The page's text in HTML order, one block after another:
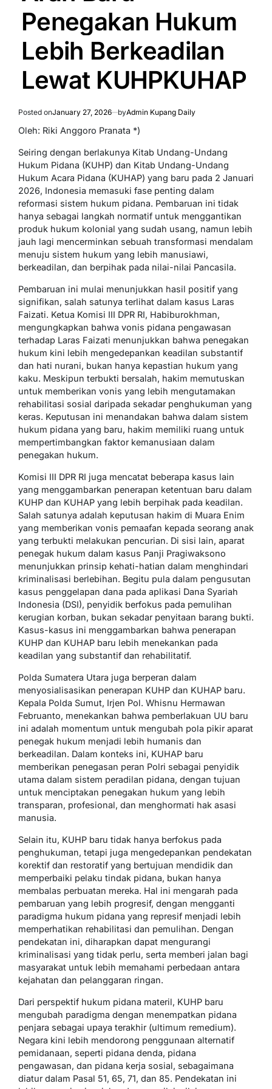
Penegakan Hukum
Lebih Berkeadilan
Lewat KUHPKUHAP
Posted onJanuary 27, 2026 byAdmin Kupang Daily
Oleh: Riki Anggoro Pranata *)
Seiring dengan berlakunya Kitab Undang-Undang
Hukum Pidana (KUHP) dan Kitab Undang-Undang
Hukum Acara Pidana (KUHAP) yang baru pada 2 Januari
2026, Indonesia memasuki fase penting dalam
reformasi sistem hukum pidana. Pembaruan ini tidak
hanya sebagai langkah normatif untuk menggantikan
produk hukum kolonial yang sudah usang, namun lebih
jauh lagi mencerminkan sebuah transformasi mendalam
menuju sistem hukum yang lebih manusiawi,
berkeadilan, dan berpihak pada nilai-nilai Pancasila.
Pembaruan ini mulai menunjukkan hasil positif yang
signifikan, salah satunya terlihat dalam kasus Laras
Faizati. Ketua Komisi III DPR RI, Habiburokhman,
mengungkapkan bahwa vonis pidana pengawasan
terhadap Laras Faizati menunjukkan bahwa penegakan
hukum kini lebih mengedepankan keadilan substantif
dan hati nurani, bukan hanya kepastian hukum yang
kaku. Meskipun terbukti bersalah, hakim memutuskan
untuk memberikan vonis yang lebih mengutamakan
rehabilitasi sosial daripada sekadar penghukuman yang
keras. Keputusan ini menandakan bahwa dalam sistem
hukum pidana yang baru, hakim memiliki ruang untuk
mempertimbangkan faktor kemanusiaan dalam
penegakan hukum.
Komisi III DPR RI juga mencatat beberapa kasus lain
yang menggambarkan penerapan ketentuan baru dalam
KUHP dan KUHAP yang lebih berpihak pada keadilan.
Salah satunya adalah keputusan hakim di Muara Enim
yang memberikan vonis pemaafan kepada seorang anak
yang terbukti melakukan pencurian. Di sisi lain, aparat
penegak hukum dalam kasus Panji Pragiwaksono
menunjukkan prinsip kehati-hatian dalam menghindari
kriminalisasi berlebihan. Begitu pula dalam pengusutan
kasus penggelapan dana pada aplikasi Dana Syariah
Indonesia (DSI), penyidik berfokus pada pemulihan
kerugian korban, bukan sekadar penyitaan barang bukti.
Kasus-kasus ini menggambarkan bahwa penerapan
KUHP dan KUHAP baru lebih menekankan pada
keadilan yang substantif dan rehabilitatif.
Polda Sumatera Utara juga berperan dalam
menyosialisasikan penerapan KUHP dan KUHAP baru.
Kepala Polda Sumut, Irjen Pol. Whisnu Hermawan
Februanto, menekankan bahwa pemberlakuan UU baru
ini adalah momentum untuk mengubah pola pikir aparat
penegak hukum menjadi lebih humanis dan
berkeadilan. Dalam konteks ini, KUHAP baru
memberikan penegasan peran Polri sebagai penyidik
utama dalam sistem peradilan pidana, dengan tujuan
untuk menciptakan penegakan hukum yang lebih
transparan, profesional, dan menghormati hak asasi
manusia.
Selain itu, KUHP baru tidak hanya berfokus pada
penghukuman, tetapi juga mengedepankan pendekatan
korektif dan restoratif yang bertujuan mendidik dan
memperbaiki pelaku tindak pidana, bukan hanya
membalas perbuatan mereka. Hal ini mengarah pada
pembaruan yang lebih progresif, dengan mengganti
paradigma hukum pidana yang represif menjadi lebih
memperhatikan rehabilitasi dan pemulihan. Dengan
pendekatan ini, diharapkan dapat mengurangi
kriminalisasi yang tidak perlu, serta memberi jalan bagi
masyarakat untuk lebih memahami perbedaan antara
kejahatan dan pelanggaran ringan.
Dari perspektif hukum pidana materil, KUHP baru
mengubah paradigma dengan menempatkan pidana
penjara sebagai upaya terakhir (ultimum remedium).
Negara kini lebih mendorong penggunaan alternatif
pemidanaan, seperti pidana denda, pidana
pengawasan, dan pidana kerja sosial, sebagaimana
diatur dalam Pasal 51, 65, 71, dan 85. Pendekatan ini